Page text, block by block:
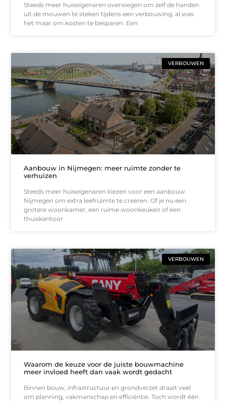
Steeds meer huiseigenaren overwegen om zelf de handen
uit de mouwen te steken tijdens een verbouwing, al was
het maar om kosten te besparen. Een
VERBOUWEN
Aanbouw in Nijmegen: meer ruimte zonder te
verhuizen
Steeds meer huiseigenaren kiezen voor een aanbouw
Nijmegen om extra leefruimte te creëren. Of je nu een
grotere woonkamer, een ruime woonkeuken of een
thuiskantoor
VERBOUWEN
Waarom de keuze voor de juiste bouwmachine
meer invloed heeft dan vaak wordt gedacht
Binnen bouw, infrastructuur en grondverzet draait veel
om planning, vakmanschap en efficiëntie. Toch wordt één